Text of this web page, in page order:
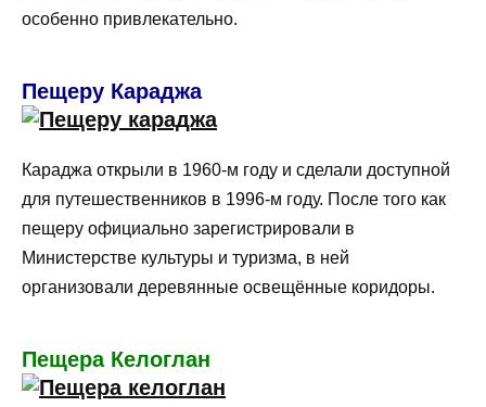
особенно привлекательно.
Пещеру Караджа
Караджа открыли в 1960-м году и сделали доступной
для путешественников в 1996-м году. После того как
пещеру официально зарегистрировали в
Министерстве культуры и туризма, в ней
организовали деревянные освещённые коридоры.
Пещера Келоглан